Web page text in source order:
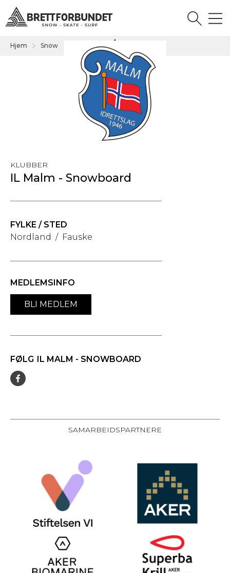
Hjem Snow ...
KLUBBER
IL Malm - Snowboard
FYLKE / STED
Nordland / Fauske
MEDLEMSINFO
BLI MEDLEM
FØLG IL MALM - SNOWBOARD
SAMARBEIDSPARTNERE